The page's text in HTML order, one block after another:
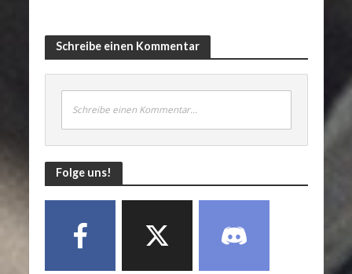
Schreibe einen Kommentar
Schreibe einen Kommentar...
Folge uns!